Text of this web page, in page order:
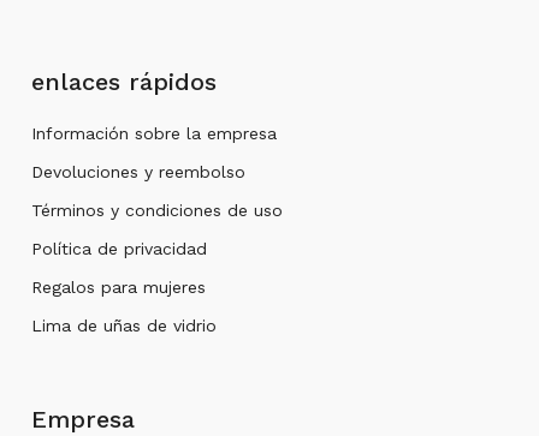
enlaces rápidos
Información sobre la empresa
Devoluciones y reembolso
Términos y condiciones de uso
Política de privacidad
Regalos para mujeres
Lima de uñas de vidrio
Empresa